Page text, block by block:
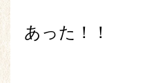
あった！！